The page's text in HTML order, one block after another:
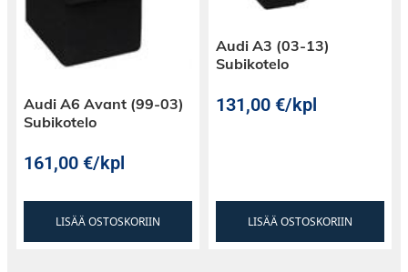
Audi A6 Avant (99-03)
Subikotelo
161,00€/kpl
LISÄÄ OSTOSKORIIN
Audi A3 (03-13)
Subikotelo
131,00€/kpl
LISÄÄ OSTOSKORIIN